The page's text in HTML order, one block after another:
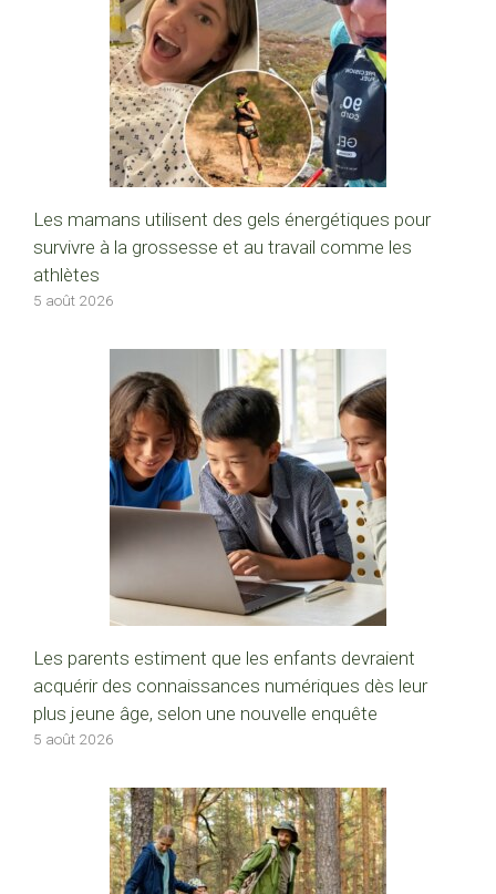
Les mamans utilisent des gels énergétiques pour
survivre à la grossesse et au travail comme les
athlètes
5 août 2026
Les parents estiment que les enfants devraient
acquérir des connaissances numériques dès leur
plus jeune âge, selon une nouvelle enquête
5 août 2026